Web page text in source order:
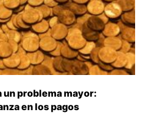
problema mayor:
en los pagos